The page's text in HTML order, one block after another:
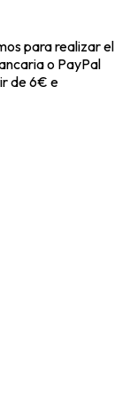
para realizar el
o PayPal
de 6€ e